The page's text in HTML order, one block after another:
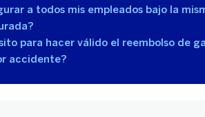
a todos mis empleados bajo la
para hacer válido el reembolso de
accidente?